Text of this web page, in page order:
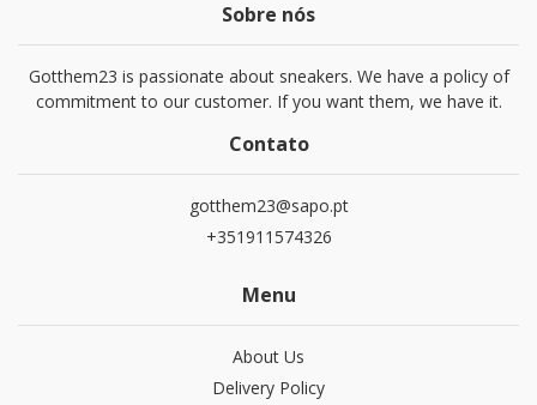
Sobre nós
Gotthem23 is passionate about sneakers. We have a policy of
commitment to our customer. If you want them, we have it.
Contato
gotthem23@sapo.pt
+351911574326
Menu
About Us
Delivery Policy